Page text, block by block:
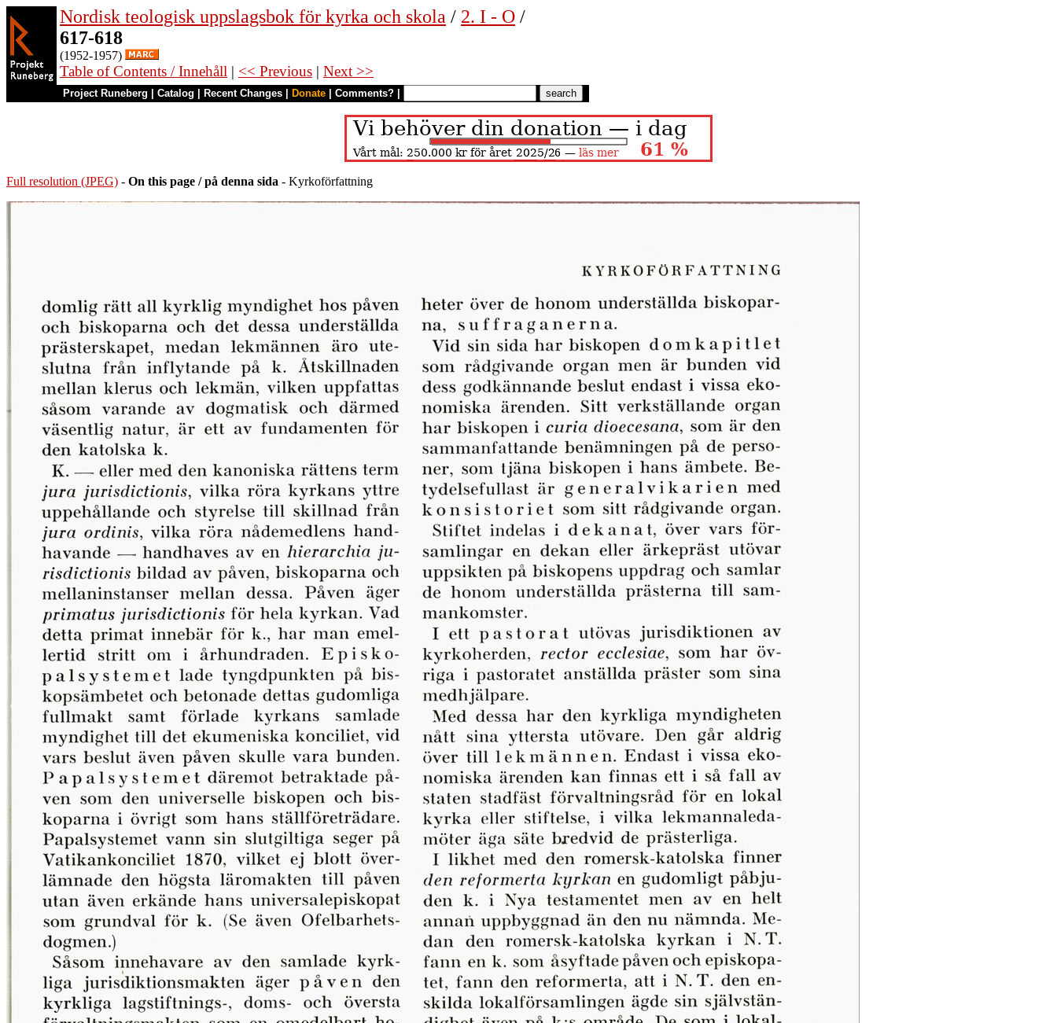
Nordisk teologisk uppslagsbok för kyrka och skola / 2. I - O /
617-618
(1952-1957)
Table of Contents / Innehåll | << Previous | Next >>
Project Runeberg Catalog Recent Changes Donate Comments?
Full resolution (JPEG) - On this page / på denna sida - Kyrkoförfattning